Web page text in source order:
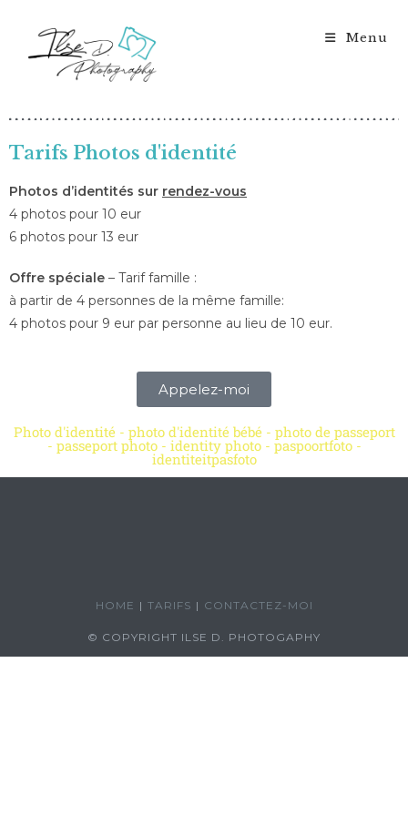
Menu
Tarifs Photos d'identité
Photos d’identités sur rendez-vous
4 photos pour 10 eur
6 photos pour 13 eur
Offre spéciale – Tarif famille :
à partir de 4 personnes de la même famille:
4 photos pour 9 eur par personne au lieu de 10 eur.
Appelez-moi
Photo d'identité - photo d'identité bébé - photo de passeport
- passeport photo - identity photo - paspoortfoto -
identiteitpasfoto
HOME TARIFS CONTACTEZ-MOI
© COPYRIGHT ILSE D. PHOTOGAPHY